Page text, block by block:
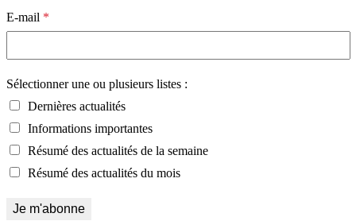
E-mail *
Sélectionner une ou plusieurs listes :
Dernières actualités
Informations importantes
Résumé des actualités de la semaine
Résumé des actualités du mois